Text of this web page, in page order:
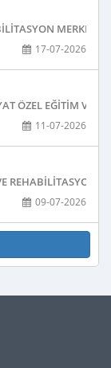
MERKEZI
17-07-2026
ÖZEL EĞITIM VE
11-07-2026
REHABILITASYON
09-07-2026